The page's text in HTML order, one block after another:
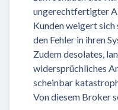
ungerechtfertigter
Kunden weigert sich
den Fehler in ihren
Zudem desolates,
widersprüchliches
scheinbar
Von diesem Broker